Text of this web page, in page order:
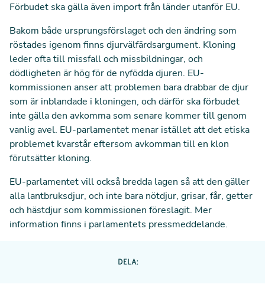
Förbudet ska gälla även import från länder utanför EU.
Bakom både ursprungsförslaget och den ändring som
röstades igenom finns djurvälfärdsargument. Kloning
leder ofta till missfall och missbildningar, och
dödligheten är hög för de nyfödda djuren. EU-
kommissionen anser att problemen bara drabbar de djur
som är inblandade i kloningen, och därför ska förbudet
inte gälla den avkomma som senare kommer till genom
vanlig avel. EU-parlamentet menar istället att det etiska
problemet kvarstår eftersom avkomman till en klon
förutsätter kloning.
EU-parlamentet vill också bredda lagen så att den gäller
alla lantbruksdjur, och inte bara nötdjur, grisar, får, getter
och hästdjur som kommissionen föreslagit. Mer
information finns i parlamentets pressmeddelande.
DELA: